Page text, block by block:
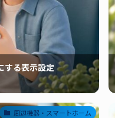
する表示設定
周辺機器・スマートホーム